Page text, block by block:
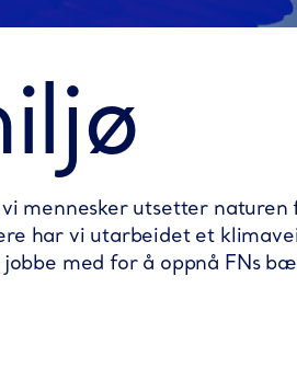
vi mennesker utsetter
har vi utarbeidet et
med for å oppnå FNs